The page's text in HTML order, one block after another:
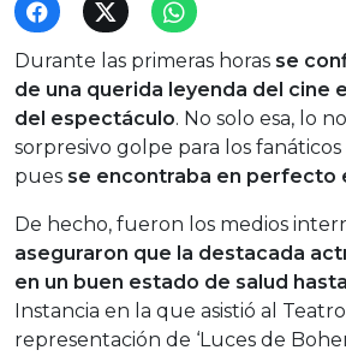
Durante las primeras horas se
de una querida leyenda del cine
del espectáculo. No solo esa, lo
sorpresivo golpe para los
pues se encontraba en perfecto
De hecho, fueron los medios
aseguraron que la destacada
en un buen estado de salud
Instancia en la que asistió al
representación de ‘Luces de